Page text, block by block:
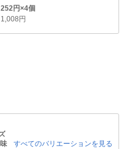
252円×4個
1,008円
すべてのバリエーションを見る